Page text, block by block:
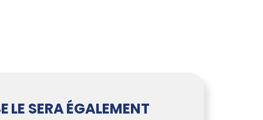
LE SERA ÉGALEMENT